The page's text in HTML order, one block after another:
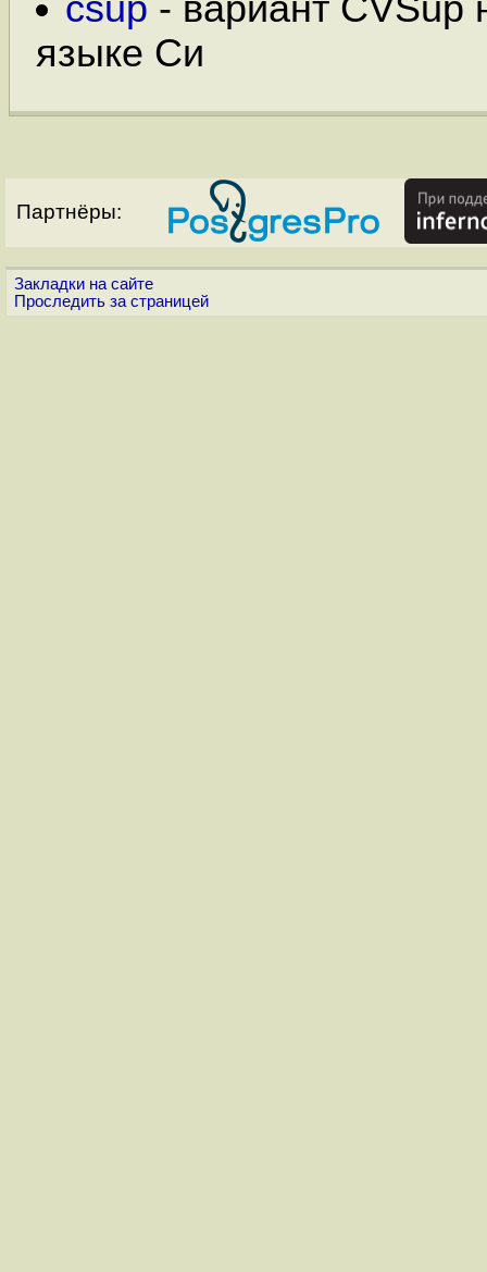
языке Си
Партнёры:
Закладки на сайте
Проследить за страницей